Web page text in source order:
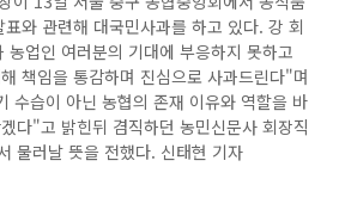
와 관련해 대국민사과를 하고 있다. 강 회
업인 여러분의 기대에 부응하지 못하고
책임을 통감하며 진심으로 사과드린다"며
수습이 아닌 농협의 존재 이유와 역할을 바
다"고 밝힌뒤 겸직하던 농민신문사 회장직
물러날 뜻을 전했다. 신태현 기자